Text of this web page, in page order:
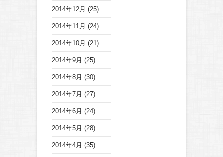
2014年12月 (25)
2014年11月 (24)
2014年10月 (21)
2014年9月 (25)
2014年8月 (30)
2014年7月 (27)
2014年6月 (24)
2014年5月 (28)
2014年4月 (35)